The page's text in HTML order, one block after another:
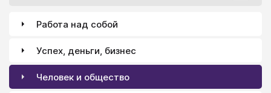
Работа над собой
Успех, деньги, бизнес
Человек и общество